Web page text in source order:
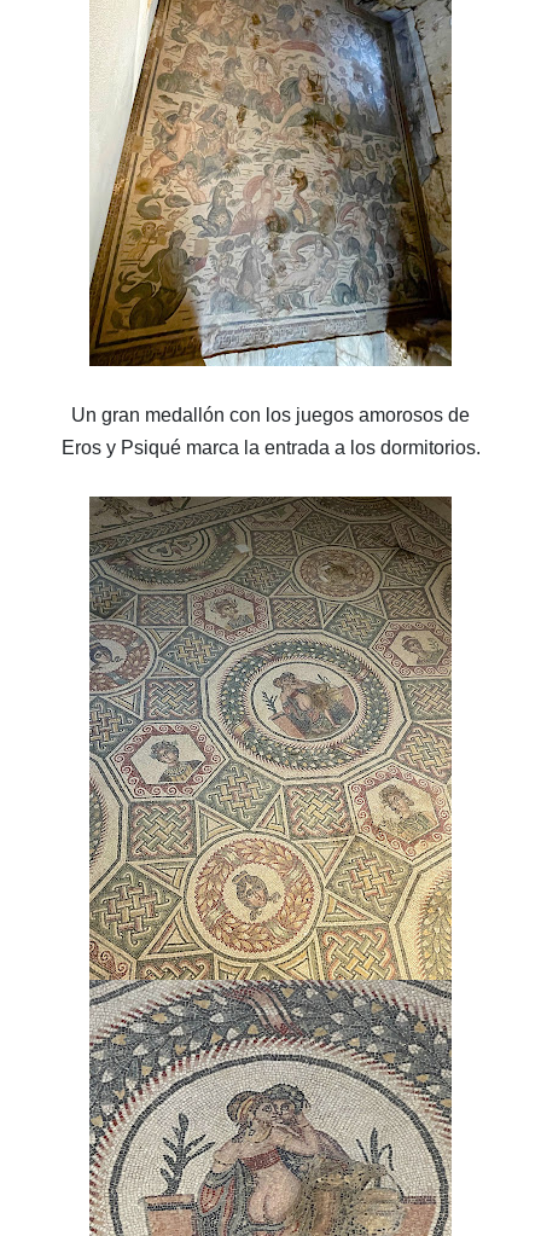
Un gran medallón con los juegos amorosos de
Eros y Psiqué marca la entrada a los dormitorios.